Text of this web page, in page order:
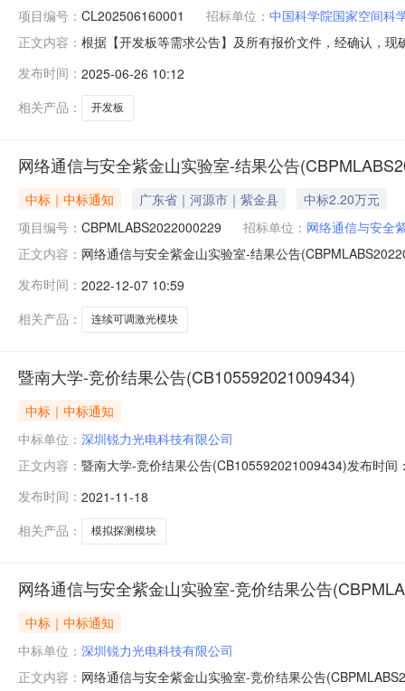
项目编号： CL202506160001 招标单位： 中国科学院国家空间科
正文内容： 根据【开发板等需求公告】及所有报价文件，经确认，
FA1207501120750.0价格合理，货期合适深圳锐力光电
发布时间： 2025-06-26 10:12
相关产品：
开发板
网络通信与安全紫金山实验室-结果公告
中标｜中标通知 广东省｜河源市｜紫金县
中标2.20万元
项目编号： CBPMLABS2022000229 招标单位： 网络通信与安全
正文内容： 网络通信与安全紫金山实验室-结果公告
0416:06:24币种：人民币付款方式：货到验收合格后付
发布时间： 2022-12-07 10:59
相关产品：
连续可调激光模块
暨南大学-竞价结果公告(CB105592021009434)
中标｜中标通知
中标单位： 深圳锐力光电科技有限公司
正文内容： 暨南大学-竞价结果公告(CB105592021009434)发布时
准"安装要求："免费上门安装（含材料费）"收货地址：
发布时间： 2021-11-18
相关产品：
模拟探测模块
网络通信与安全紫金山实验室-竞价结果公告
中标｜中标通知
中标单位： 深圳锐力光电科技有限公司
正文内容： 网络通信与安全紫金山实验室-竞价结果公告